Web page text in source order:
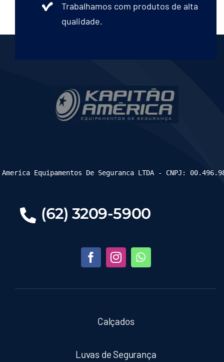
Trabalhamos com produtos de alta
qualidade.
(62) 3209-5900
Calçados
Luvas de Segurança
Equipamentos De Seguranca LTDA - CNPJ: